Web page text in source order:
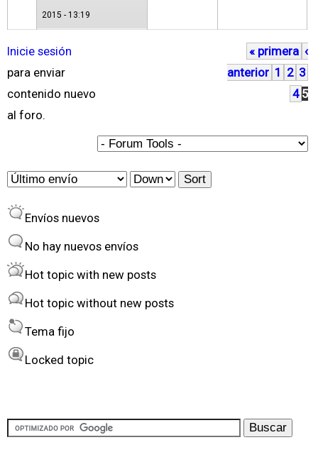
2015 - 13:19
Inicie sesión
para enviar
contenido nuevo
al foro.
P
á
g
a
s
« primera ‹
anterior 1 2 3
4 5
O
d
e
r
y
S
t
Envíos nuevos
No hay nuevos envíos
Hot topic with new posts
Hot topic without new posts
Tema fijo
Locked topic